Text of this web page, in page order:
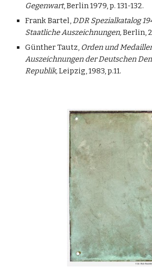
Gegenwart, Berlin 1979, p. 131-132.
Frank Bartel,DDR Spezialkatalog
Staatliche Auszeichnungen,Berlin,
Günther Tautz, Orden und
Auszeichnungen der Deutschen
Republik,Leipzig, 1983, p.11.